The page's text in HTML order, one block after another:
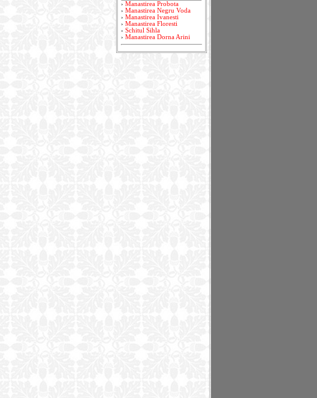
› Manastirea Probota
› Manastirea Negru Voda
› Manastirea Ivanesti
› Manastirea Floresti
› Schitul Sihla
› Manastirea Dorna Arini